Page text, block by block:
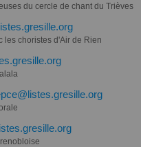
du cercle de chant du Trièves
les choristes d'Air de Rien